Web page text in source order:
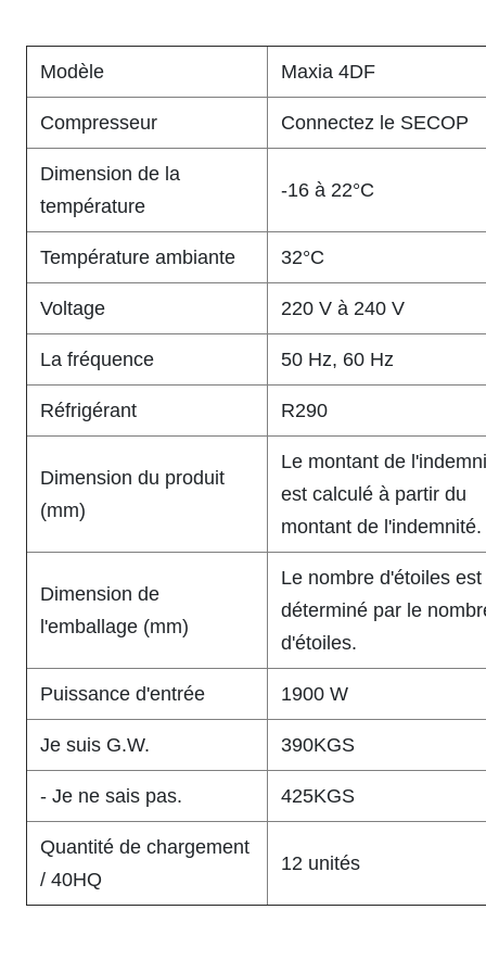
Modèle Maxia 4DF
Compresseur Connectez le SECOP
Dimension de la
température
-16 à 22°C
Température ambiante 32°C
Voltage 220 V à 240 V
La fréquence 50 Hz, 60 Hz
Réfrigérant R290
Dimension du produit
(mm)
Le montant de
est calculé à partir du
montant de l'indemnité.
Dimension de
l'emballage (mm)
Le nombre d'étoiles est
déterminé par le
d'étoiles.
Puissance d'entrée 1900 W
Je suis G.W. 390KGS
- Je ne sais pas. 425KGS
Quantité de chargement
/ 40HQ
12 unités